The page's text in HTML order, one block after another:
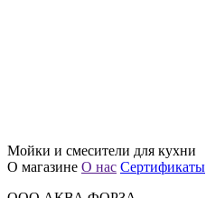
Мойки и смесители для кухни
О магазине О нас Сертификаты